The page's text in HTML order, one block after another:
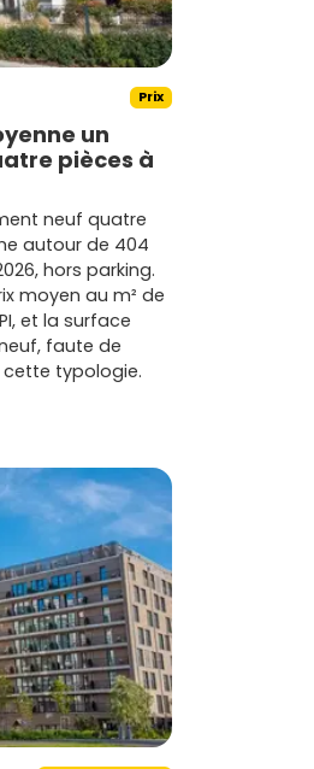
Prix
un
pièces à
neuf quatre
autour de 404
hors parking.
moyen au m² de
et la surface
faute de
typologie.